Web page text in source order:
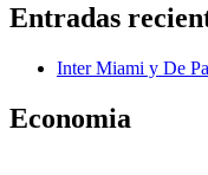
Entradas
Inter Miami y De
Economia